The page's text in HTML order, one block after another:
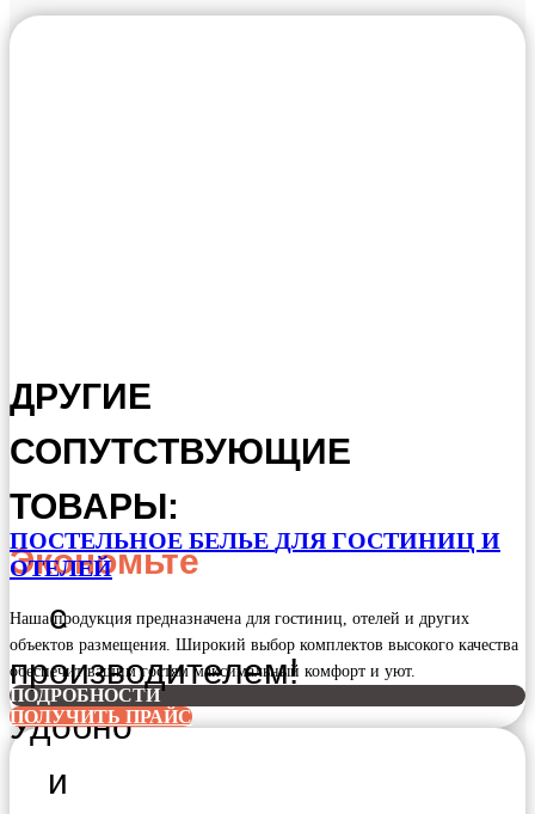
ДРУГИЕ
СОПУТСТВУЮЩИЕ
ТОВАРЫ:
Экономьте
с
производителем!
Удобно
и
ПОСТЕЛЬНОЕ БЕЛЬЕ ДЛЯ ГОСТИНИЦ И
ОТЕЛЕЙ
Наша продукция предназначена для гостиниц, отелей и других
объектов размещения. Широкий выбор комплектов высокого качества
обеспечит вашим гостям максимальный комфорт и уют.
ПОДРОБНОСТИ
ПОЛУЧИТЬ ПРАЙС